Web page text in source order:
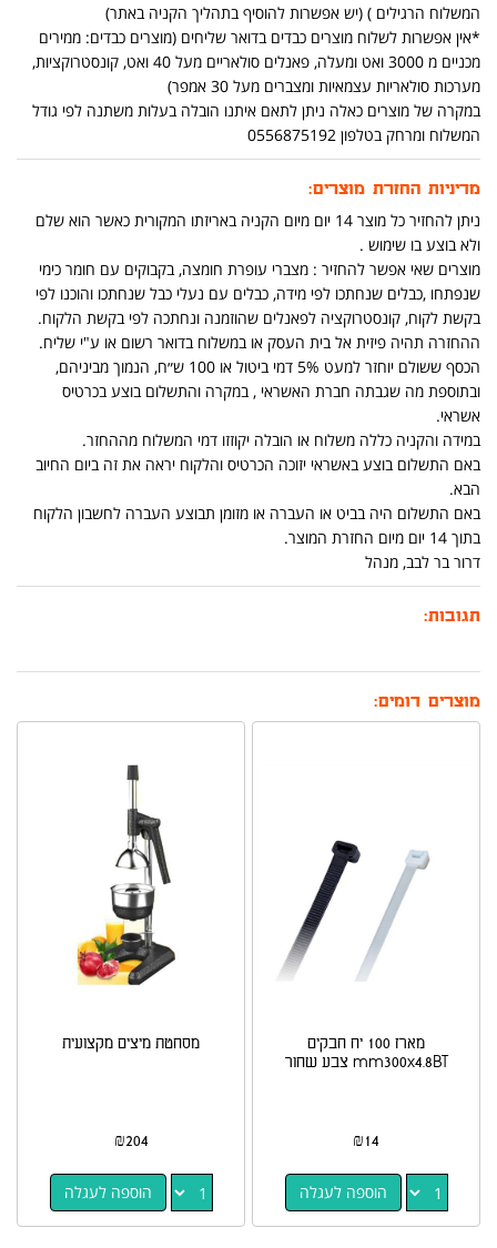
המשלוח הרגילים ) (יש אפשרות להוסיף בתהליך הקניה באתר)
*אין אפשרות לשלוח מוצרים כבדים בדואר שליחים (מוצרים כבדים: ממירים
מכניים מ 3000 ואט ומעלה, פאנלים סולאריים מעל 40 ואט, קונסטרוקציות,
מערכות סולאריות עצמאיות ומצברים מעל 30 אמפר)
במקרה של מוצרים כאלה ניתן לתאם איתנו הובלה בעלות משתנה לפי גודל
המשלוח ומרחק בטלפון 0556875192
מדיניות החזרת מוצרים:
ניתן להחזיר כל מוצר 14 יום מיום הקניה באריזתו המקורית כאשר הוא שלם
ולא בוצע בו שימוש .
מוצרים שאי אפשר להחזיר : מצברי עופרת חומצה, בקבוקים עם חומר כימי
שנפתחו ,כבלים שנחתכו לפי מידה, כבלים עם נעלי כבל שנחתכו והוכנו לפי
בקשת לקוח, קונסטרוקציה לפאנלים שהוזמנה ונחתכה לפי בקשת הלקוח.
ההחזרה תהיה פיזית אל בית העסק או במשלוח בדואר רשום או ע"י שליח.
הכסף ששולם יוחזר למעט 5% דמי ביטול או 100 ש״ח, הנמוך מביניהם,
ובתוספת מה שגבתה חברת האשראי , במקרה והתשלום בוצע בכרטיס
אשראי.
במידה והקניה כללה משלוח או הובלה יקוזזו דמי המשלוח מההחזר.
באם התשלום בוצע באשראי יזוכה הכרטיס והלקוח יראה את זה ביום החיוב
הבא.
באם התשלום היה בביט או העברה או מזומן תבוצע העברה לחשבון הלקוח
בתוך 14 יום מיום החזרת המוצר.
דרור בר לבב, מנהל
תגובות:
מוצרים דומים:
מארז 100 יח חבקים
mm300x4.8BT צבע שחור
₪14
הוספה לעגלה
מסחטת מיצים מקצועית
₪204
הוספה לעגלה